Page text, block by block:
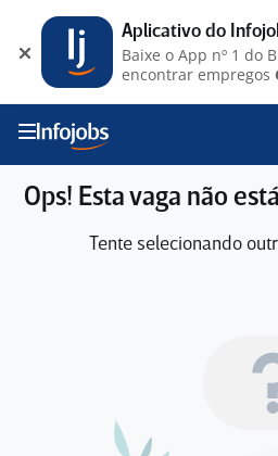
Ops! Esta vaga não
Tente selecionando
Aplicativo do
Baixe o App nº 1 do
encontrar empregos